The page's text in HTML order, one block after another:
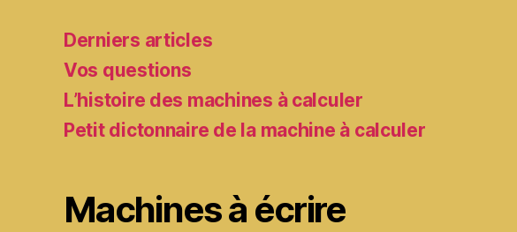
Derniers articles
Vos questions
L’histoire des machines à calculer
Petit dictonnaire de la machine à calculer
Machines à écrire